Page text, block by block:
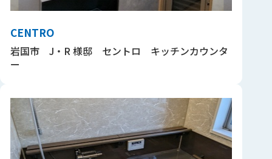
CENTRO
岩国市 J・R 様邸 セントロ キッチンカウンタ
ー